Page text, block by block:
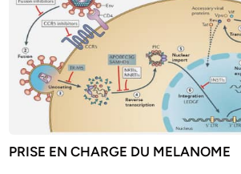
PRISE EN CHARGE DU MELANOME